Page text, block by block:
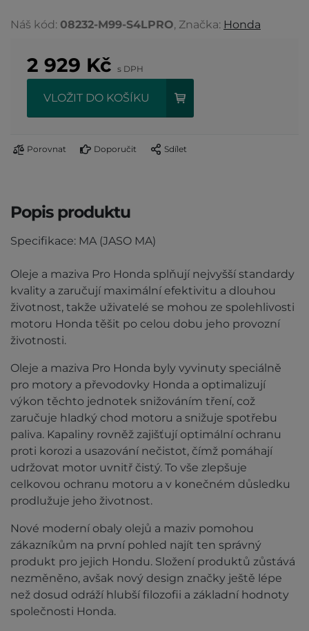
Náš kód: 08232-M99-S4LPRO, Značka: Honda
2 929 Kč s DPH
VLOŽIT DO KOŠÍKU
Porovnat Doporučit Sdílet
Popis produktu
Specifikace: MA (JASO MA)
Oleje a maziva Pro Honda splňují nejvyšší standardy
kvality a zaručují maximální efektivitu a dlouhou
životnost, takže uživatelé se mohou ze spolehlivosti
motoru Honda těšit po celou dobu jeho provozní
životnosti.
Oleje a maziva Pro Honda byly vyvinuty speciálně
pro motory a převodovky Honda a optimalizují
výkon těchto jednotek snižováním tření, což
zaručuje hladký chod motoru a snižuje spotřebu
paliva. Kapaliny rovněž zajišťují optimální ochranu
proti korozi a usazování nečistot, čímž pomáhají
udržovat motor uvnitř čistý. To vše zlepšuje
celkovou ochranu motoru a v konečném důsledku
prodlužuje jeho životnost.
Nové moderní obaly olejů a maziv pomohou
zákazníkům na první pohled najít ten správný
produkt pro jejich Hondu. Složení produktů zůstává
nezměněno, avšak nový design značky ještě lépe
než dosud odráží hlubší filozofii a základní hodnoty
společnosti Honda.